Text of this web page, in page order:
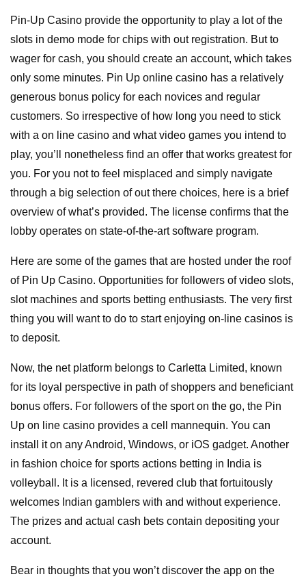
Pin-Up Casino provide the opportunity to play a lot of the
slots in demo mode for chips with out registration. But to
wager for cash, you should create an account, which takes
only some minutes. Pin Up online casino has a relatively
generous bonus policy for each novices and regular
customers. So irrespective of how long you need to stick
with a on line casino and what video games you intend to
play, you’ll nonetheless find an offer that works greatest for
you. For you not to feel misplaced and simply navigate
through a big selection of out there choices, here is a brief
overview of what’s provided. The license confirms that the
lobby operates on state-of-the-art software program.
Here are some of the games that are hosted under the roof
of Pin Up Casino. Opportunities for followers of video slots,
slot machines and sports betting enthusiasts. The very first
thing you will want to do to start enjoying on-line casinos is
to deposit.
Now, the net platform belongs to Carletta Limited, known
for its loyal perspective in path of shoppers and beneficiant
bonus offers. For followers of the sport on the go, the Pin
Up on line casino provides a cell mannequin. You can
install it on any Android, Windows, or iOS gadget. Another
in fashion choice for sports actions betting in India is
volleyball. It is a licensed, revered club that fortuitously
welcomes Indian gamblers with and without experience.
The prizes and actual cash bets contain depositing your
account.
Bear in thoughts that you won’t discover the app on the